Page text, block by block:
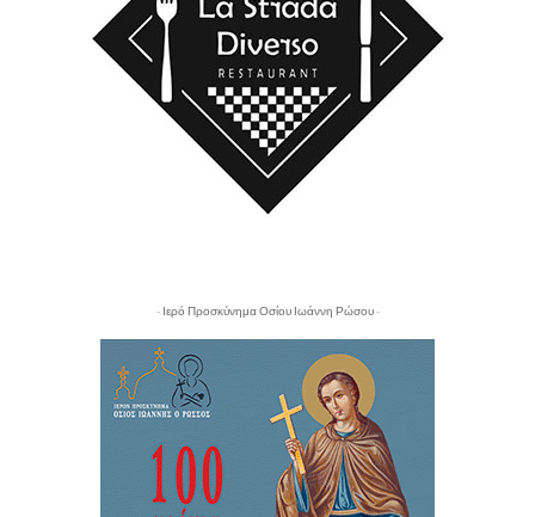
- Ιερό Προσκύνημα Οσίου Ιωάννη Ρώσου -